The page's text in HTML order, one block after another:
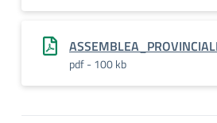
pdf - 100 kb